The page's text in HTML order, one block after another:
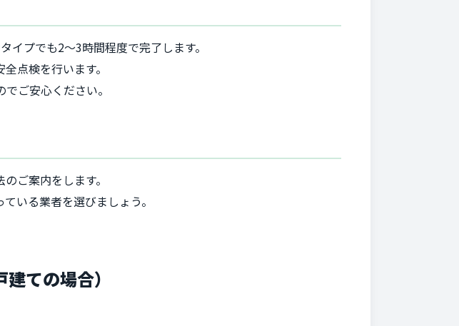
プでも2～3時間程度で完了します。
点検を行います。
ご安心ください。
ご案内をします。
いる業者を選びましょう。
ての場合）